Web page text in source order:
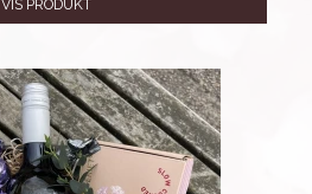
VIS PRODUKT